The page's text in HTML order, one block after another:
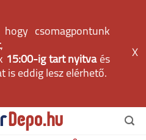
csomagpontunk
,
15:00-ig tart nyitvaés
is eddig lesz elérhető.
X